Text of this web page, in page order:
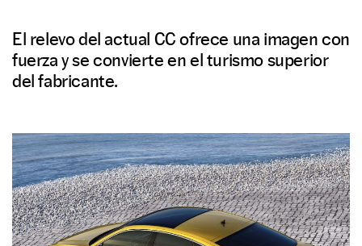
El relevo del actual CC ofrece una imagen con
fuerza y se convierte en el turismo superior
del fabricante.